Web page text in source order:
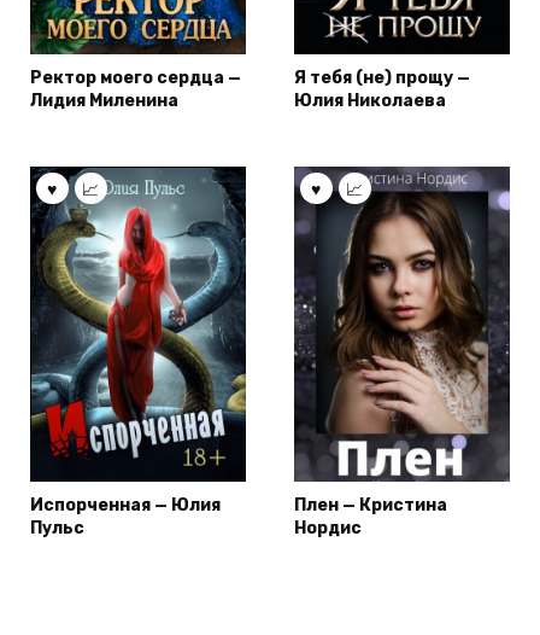
Ректор моего сердца —
Лидия Миленина
Я тебя (не) прощу —
Юлия Николаева
Испорченная — Юлия
Пульс
Плен — Кристина
Нордис